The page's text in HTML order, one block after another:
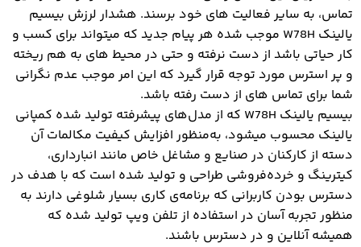
تماس، به سایر فعالیت های خود برسند. هشدار لرزش بیسیم
یالینک W78H موجب شده هر پیام جدید که میتواند برای کسب و
کار حیاتی باشد از دست نرفته و حتی در محیط های به هم ریخته
و پر استرس مورد توجه قرار گیرد که این امر موجب عدم نگرانی
شما برای تماس های از دست رفته باشد.
بیسیم یالینک W78H که از مدل‌های پیشرفته‌ تولید شده کمپانی
یالینک محسوب میشود، به‌منظور افزایش کیفیت مکالمات آن
دسته از کارکنان در صنایع و مشاغل خاص مانند انبارداری،
کیترینگ و خرده‌فروشی طراحی و تولید شده است که با هدف در
دسترس بودن کاربرانی که برنامه‌ی کاری بسیار شلوغی دارند به
منظور تجربه‌ آسان در استفاده از تلفن ویپ تولید شده که
همیشه آنلاین و در دسترس باشند.